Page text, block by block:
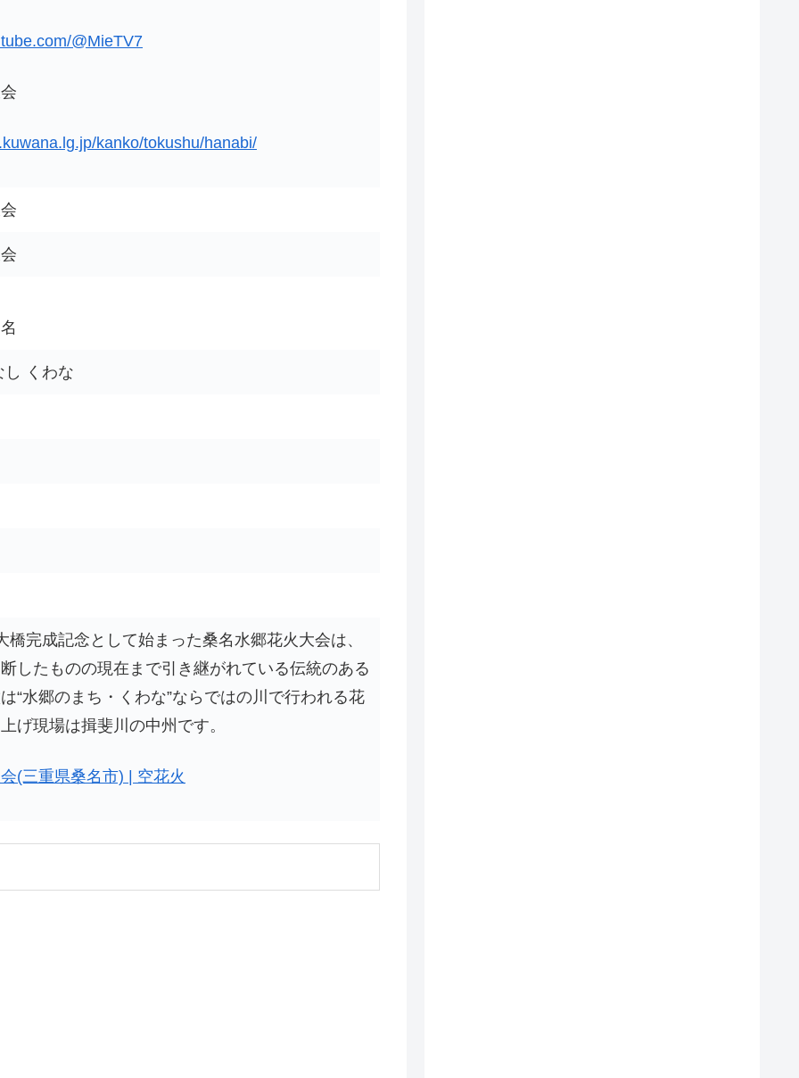
@MieTV7
kanko/tokushu/hanabi/
し くわな
橋完成記念として始まった桑名水郷花火大会は、
したものの現在まで引き継がれている伝統のある
“水郷のまち・くわな”ならではの川で行われる花
げ現場は揖斐川の中州です。
(三重県桑名市) | 空花火